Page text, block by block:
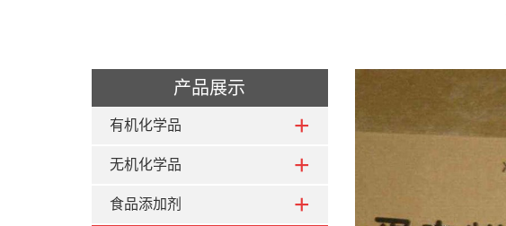
产品展示
有机化学品
无机化学品
食品添加剂